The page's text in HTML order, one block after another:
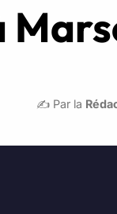
✍️ Par la